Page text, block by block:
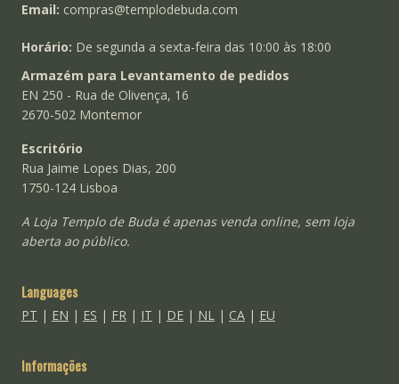
Email: compras@templodebuda.com
Horário: De segunda a sexta-feira das 10:00 às 18:00
Armazém para Levantamento de pedidos
EN 250 - Rua de Olivença, 16
2670-502 Montemor
Escritório
Rua Jaime Lopes Dias, 200
1750-124 Lisboa
A Loja Templo de Buda é apenas venda online, sem loja
aberta ao público.
Languages
PT | EN | ES | FR| IT | DE| NL| CA| EU
Informações